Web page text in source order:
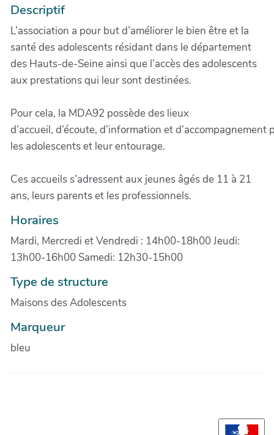
Descriptif
L’association a pour but d’améliorer le bien être et la
santé des adolescents résidant dans le département
des Hauts-de-Seine ainsi que l’accès des adolescents
aux prestations qui leur sont destinées.
Pour cela, la MDA92 possède des lieux
d’accueil, d’écoute, d’information et d’accompagnement
les adolescents et leur entourage.
Ces accueils s’adressent aux jeunes âgés de 11 à 21
ans, leurs parents et les professionnels.
Horaires
Mardi, Mercredi et Vendredi : 14h00-18h00 Jeudi:
13h00-16h00 Samedi: 12h30-15h00
Type de structure
Maisons des Adolescents
Marqueur
bleu